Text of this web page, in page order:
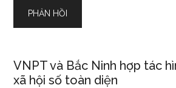
VNPT và Bắc Ninh hợp tác
xã hội số toàn diện